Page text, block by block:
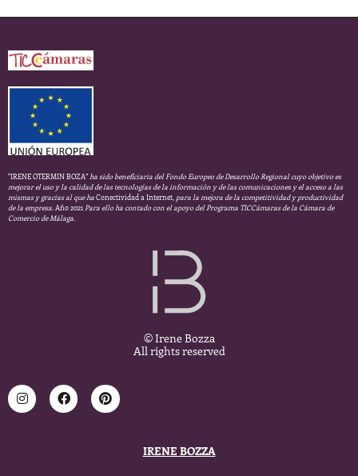
“IRENE OTERMIN BOZA” ha sido beneficiaria del Fondo Europeo de Desarrollo Regional cuyo objetivo es
mejorar el uso y la calidad de las tecnologías de la información y de las comunicaciones y el acceso a las
mismas y gracias al que haConectividad a Internet, para la mejora de la competitividad y productividad
de la empresa. Año 2021 Para ello ha contado con el apoyo del Programa TICCámaras de la Cámara de
Comercio de Málaga.
© Irene Bozza
All rights reserved
IRENE BOZZA